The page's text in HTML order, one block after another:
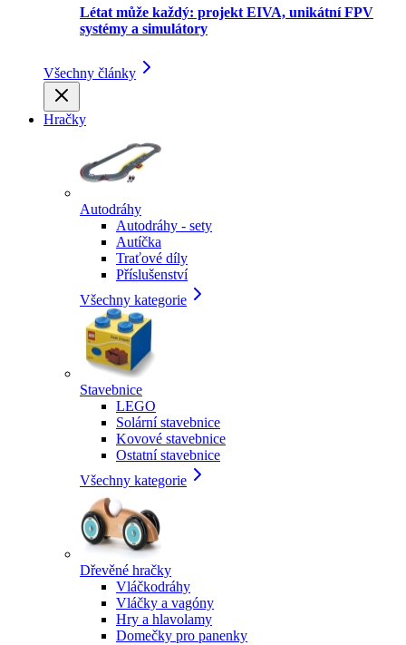
Létat může každý: projekt EIVA, unikátní FPV
systémy a simulátory
Všechny články
Hračky
Autodráhy
Autodráhy - sety
Autíčka
Traťové díly
Příslušenství
Všechny kategorie
Stavebnice
LEGO
Solární stavebnice
Kovové stavebnice
Ostatní stavebnice
Všechny kategorie
Dřevěné hračky
Vláčkodráhy
Vláčky a vagóny
Hry a hlavolamy
Domečky pro panenky